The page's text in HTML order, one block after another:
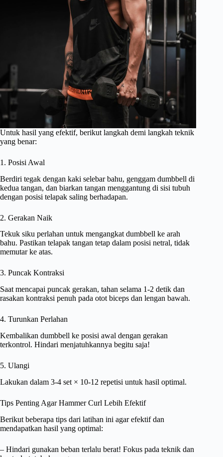
Untuk hasil yang efektif, berikut langkah demi langkah teknik
yang benar:
1. Posisi Awal
Berdiri tegak dengan kaki selebar bahu, genggam dumbbell di
kedua tangan, dan biarkan tangan menggantung di sisi tubuh
dengan posisi telapak saling berhadapan.
2. Gerakan Naik
Tekuk siku perlahan untuk mengangkat dumbbell ke arah
bahu. Pastikan telapak tangan tetap dalam posisi netral, tidak
memutar ke atas.
3. Puncak Kontraksi
Saat mencapai puncak gerakan, tahan selama 1-2 detik dan
rasakan kontraksi penuh pada otot biceps dan lengan bawah.
4. Turunkan Perlahan
Kembalikan dumbbell ke posisi awal dengan gerakan
terkontrol. Hindari menjatuhkannya begitu saja!
5. Ulangi
Lakukan dalam 3-4 set × 10-12 repetisi untuk hasil optimal.
Tips Penting Agar Hammer Curl Lebih Efektif
Berikut beberapa tips dari latihan ini agar efektif dan
mendapatkan hasil yang optimal:
– Hindari gunakan beban terlalu berat! Fokus pada teknik dan